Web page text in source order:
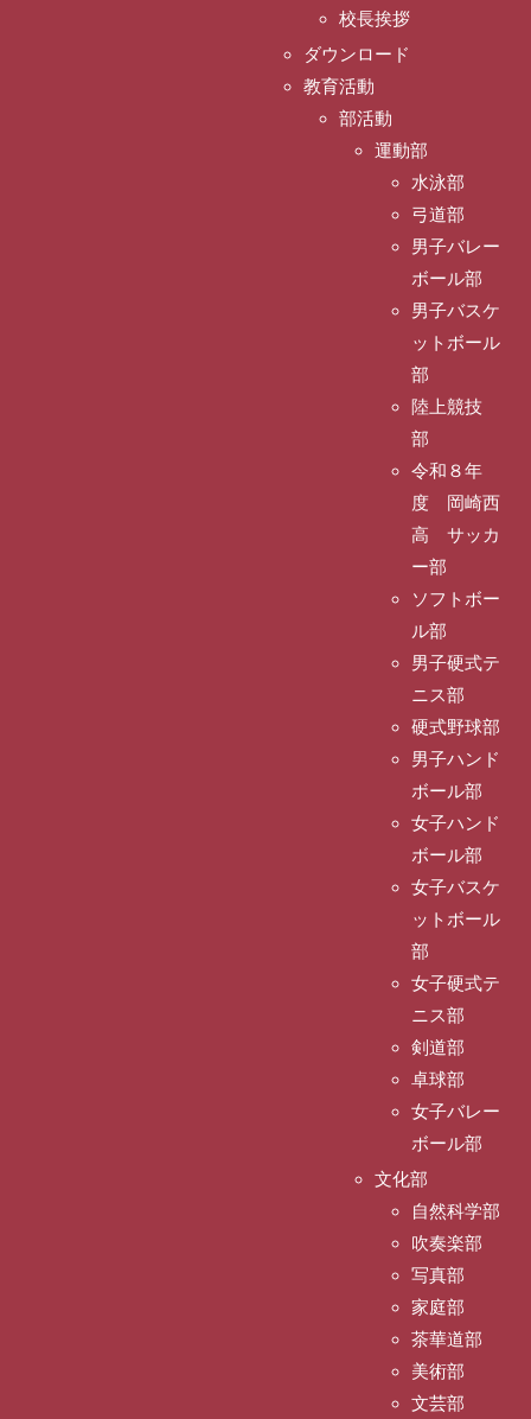
校長挨拶
ダウンロード
教育活動
部活動
運動部
水泳部
弓道部
男子バレー
ボール部
男子バスケ
ットボール
部
陸上競技
部
令和８年
度 岡崎西
高 サッカ
ー部
ソフトボー
ル部
男子硬式テ
ニス部
硬式野球部
男子ハンド
ボール部
女子ハンド
ボール部
女子バスケ
ットボール
部
女子硬式テ
ニス部
剣道部
卓球部
女子バレー
ボール部
文化部
自然科学部
吹奏楽部
写真部
家庭部
茶華道部
美術部
文芸部